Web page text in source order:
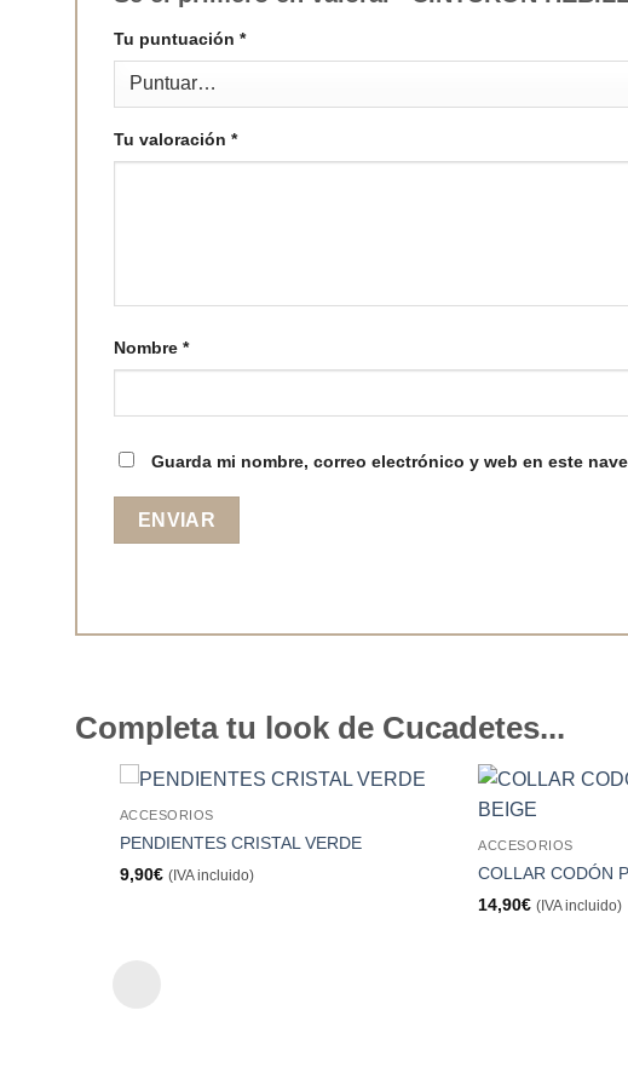
Tu puntuación *
Tu valoración *
Nombre *
Guarda mi nombre, correo electrónico y web en este
Completa tu look de Cucadetes...
ACCESORIOS
PENDIENTES CRISTAL VERDE
9,90€ (IVA incluido)
ACCESORIOS
COLLAR CODÓN
14,90€ (IVA incluido)